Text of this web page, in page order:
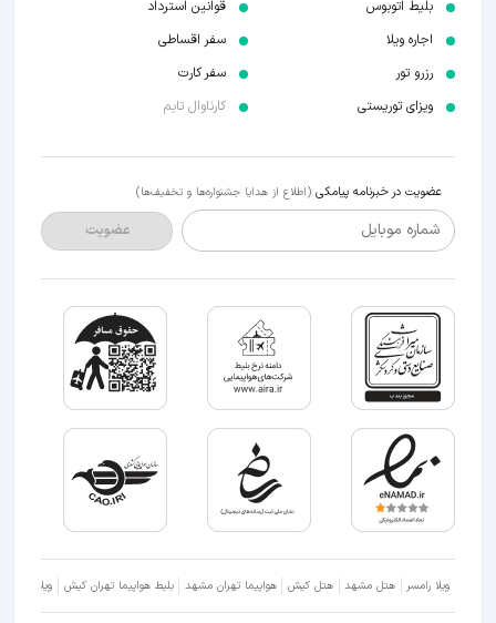
بلیط اتوبوس
اجاره ویلا
رزرو تور
ویزای توریستی
قوانین استرداد
سفر اقساطی
سفر کارت
کارناوال تایم
عضویت در خبرنامه پیامکی (اطلاع از هدایا جشنواره‌ها و تخفیف‌ها)
شماره موبایل عضویت
ویلا رامسر هتل مشهد هتل کیش هواپیما تهران مشهد بلیط هواپیما تهران کیش ویلا شمال